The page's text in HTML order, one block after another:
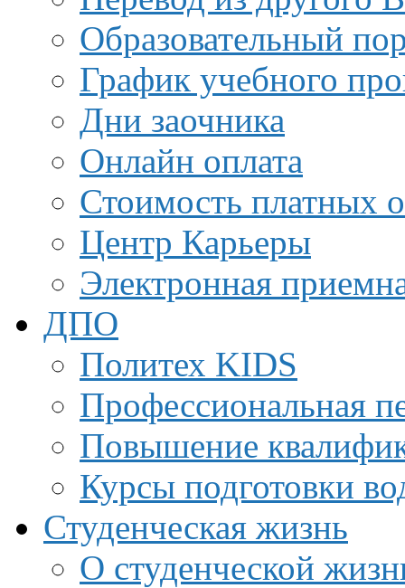
Образовательный
График учебного
Дни заочника
Онлайн оплата
Стоимость платных
Центр Карьеры
Электронная
ДПО
Политех KIDS
Профессиональная
Повышение
Курсы подготовки
Студенческая жизнь
О студенческой